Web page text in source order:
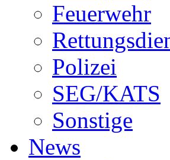
Feuerwehr
Polizei
SEG/KATS
Sonstige
News